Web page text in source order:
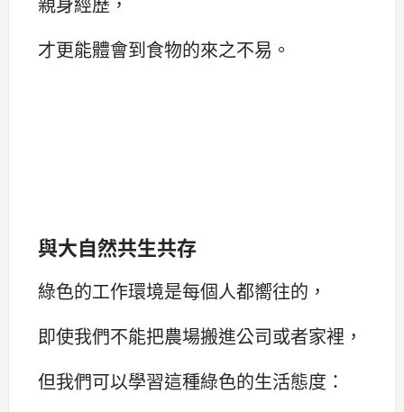
才更能體會到食物的來之不易。
與大自然共生共存
綠色的工作環境是每個人都嚮往的，
即使我們不能把農場搬進公司或者家裡，
但我們可以學習這種綠色的生活態度：